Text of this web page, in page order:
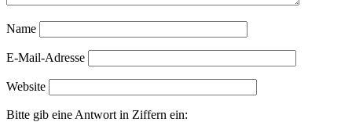
Name
E-Mail-Adresse
Website
Bitte gib eine Antwort in Ziffern ein: